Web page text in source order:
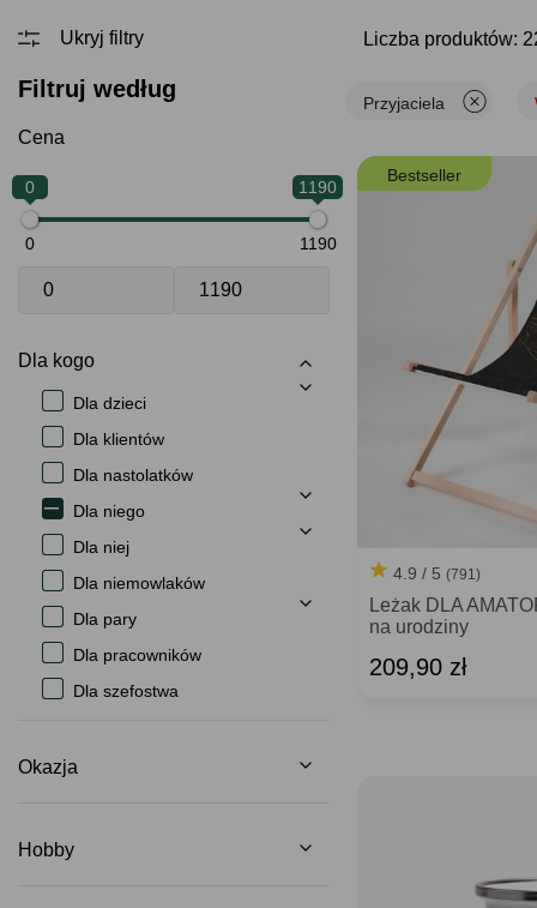
Liczba produktów:
Filtruj według
Cena
0 1190
0 1190
Dla kogo
Dla dzieci
Dla klientów
Dla nastolatków
Dla niego
Dla niej
Dla niemowlaków
Dla pary
Dla pracowników
Dla szefostwa
Okazja
Hobby
Przyjaciela
Bestseller
4.9 / 5(791)
Leżak DLA
na urodziny
209,90 zł